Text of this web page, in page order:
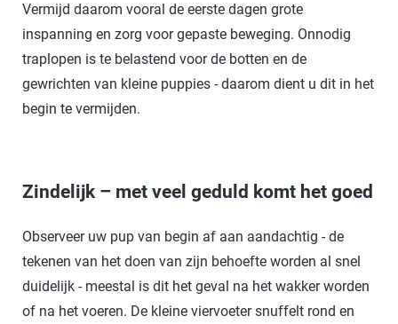
Vermijd daarom vooral de eerste dagen grote
inspanning en zorg voor gepaste beweging. Onnodig
traplopen is te belastend voor de botten en de
gewrichten van kleine puppies - daarom dient u dit in het
begin te vermijden.
Zindelijk – met veel geduld komt het goed
Observeer uw pup van begin af aan aandachtig - de
tekenen van het doen van zijn behoefte worden al snel
duidelijk - meestal is dit het geval na het wakker worden
of na het voeren. De kleine viervoeter snuffelt rond en